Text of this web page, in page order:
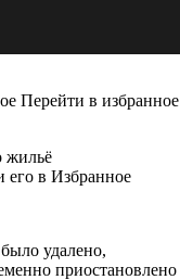
Перейти в избранное
жильё
его в Избранное
удалено,
приостановлено